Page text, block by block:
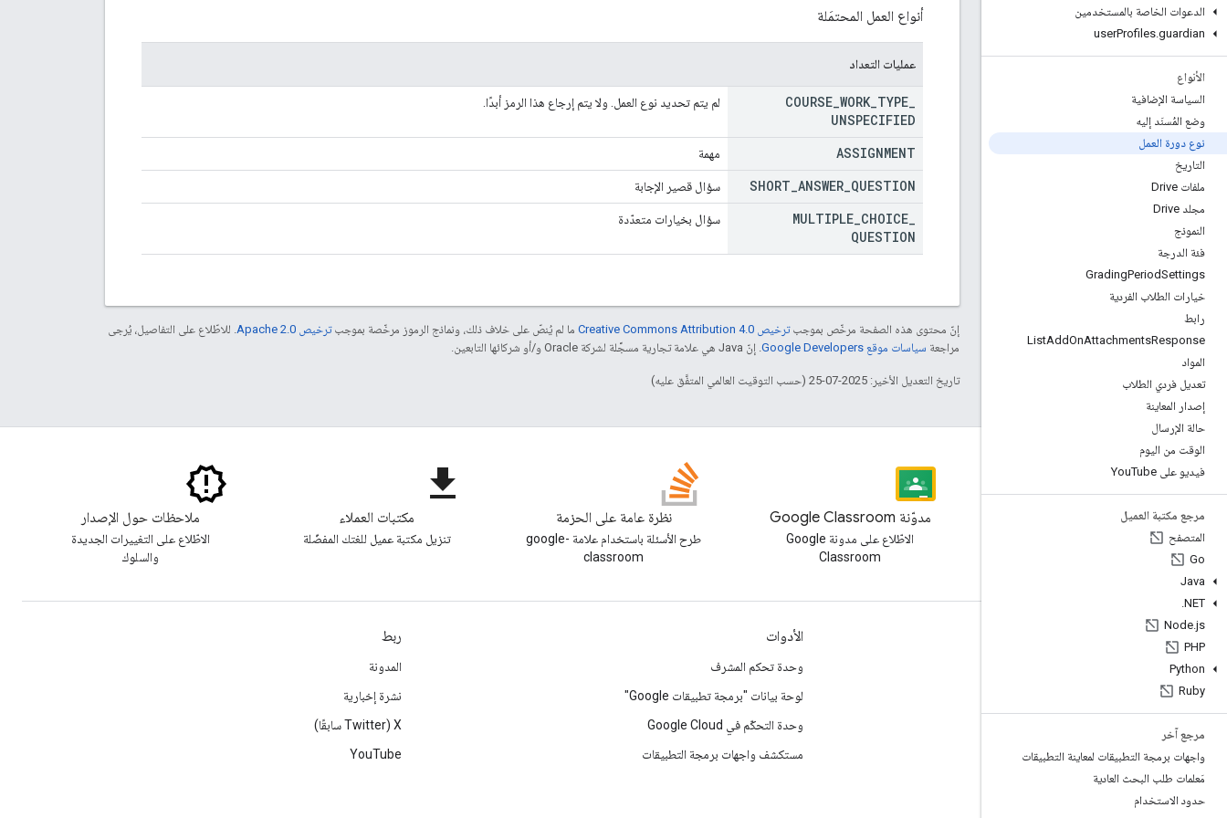
الدعوات الخاصة بالمستخدمين
userProfiles.guardian
الأنواع
السياسة الإضافية
وضع المُسنَد إليه
نوع دورة العمل
التاريخ
ملفات Drive
مجلد Drive
النموذج
فئة الدرجة
GradingPeriodSettings
خيارات الطلاب الفردية
رابط
ListAddOnAttachmentsResponse
المواد
تعديل فردي الطلاب
إصدار المعاينة
حالة الإرسال
الوقت من اليوم
فيديو على You Tube
مرجع مكتبة العميل
المتصفح
Go
Java
NET
.
Node.js
PHP
Python
Ruby
مرجع آخر
واجهات برمجة التطبيقات لمعاينة التطبيقات
مَعلمات طلب البحث العادية
حدود الاستخدام
أنواع العمل المحتمَلة
عمليات التعداد
COURSE WORK TYPE
UNSPECIFIED
لم يتم تحديد نوع العمل. ولا يتم إرجاع هذا الرمز أبدًا.
ASSIGNMENT مهمة
SHORT ANSWER QUESTION سؤال قصير الإجابة
MULTIPLE CHOICE
QUESTION
سؤال بخيارات متعدّدة
إنّ محتوى هذه الصفحة مرخّص بموجبترخيص Creative Commons Attribution 4.0‏ ما لم يُنصّ على خلاف ذلك، ونماذج الرموز مرخّصة بموجبترخيص Apache 2.0‏
. للاطّلاع على التفاصيل، يُرجى
مراجعة سياسات موقع Google Developers‏ . إنّ Java هي علامة تجارية مسجَّلة لشركة Oracle و/أو شركائها التابعين.
تاريخ التعديل الأخير: 2025-07-25 (حسب التوقيت العالمي المتفَّق عليه)
مدوّنة Google Classroom
الاطّلاع على مدونة Google
Classroom
نظرة عامة على الحزمة
طرح الأسئلة باستخدام علامة google-
classroom
file_download
مكتبات العملاء
تنزيل مكتبة عميل للغتك المفضّلة
ملاحظات حول الإصدار
الاطّلاع على التغييرات الجديدة
والسلوك
Google Workspace لمطوّري البرامج
نظرة عامة حول المنصة
منتجات مطوّري البرامج
ملاحظات حول الإصدار
دعم مطوّر البرامج
بنود الخدمة
الأدوات
وحدة تحكم المشرف
لوحة بيانات "برمجة تطبيقات Google"
وحدة التحكّم في Google Cloud
مستكشف واجهات برمجة التطبيقات
ربط
المدونة
نشرة إخبارية
‫X ‏(Twitter سابقًا)
YouTube